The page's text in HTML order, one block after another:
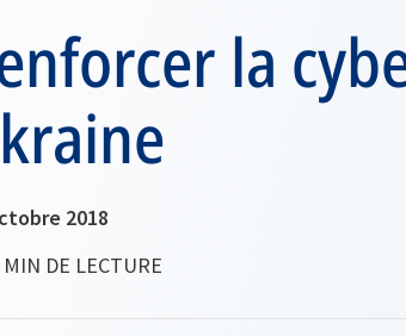
la
2018
MIN DE LECTURE